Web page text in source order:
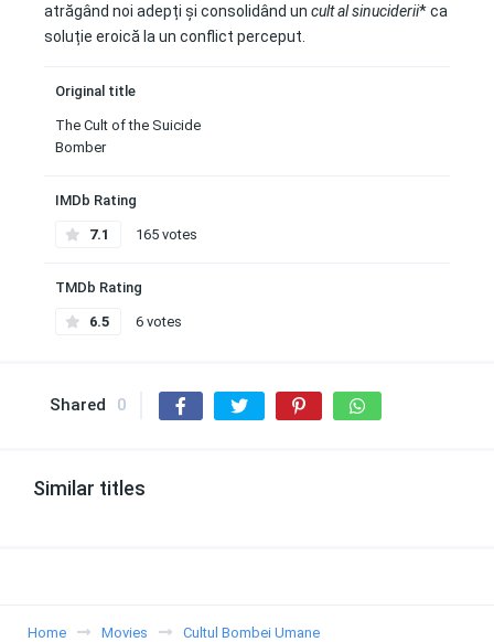
atrăgând noi adepți și consolidând un cult al sinuciderii* ca
soluție eroică la un conflict perceput.
Original title
The Cult of the Suicide
Bomber
IMDb Rating
7.1 165 votes
TMDb Rating
6.5 6 votes
Shared 0
Similar titles
Home Movies Cultul Bombei Umane